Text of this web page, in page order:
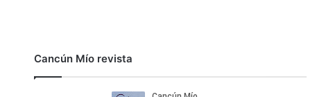
Cancún Mío revista